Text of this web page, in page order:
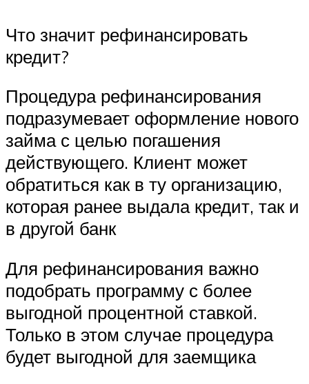
Что значит рефинансировать
кредит?
Процедура рефинансирования
подразумевает оформление нового
займа с целью погашения
действующего. Клиент может
обратиться как в ту организацию,
которая ранее выдала кредит, так и
в другой банк
Для рефинансирования важно
подобрать программу с более
выгодной процентной ставкой.
Только в этом случае процедура
будет выгодной для заемщика